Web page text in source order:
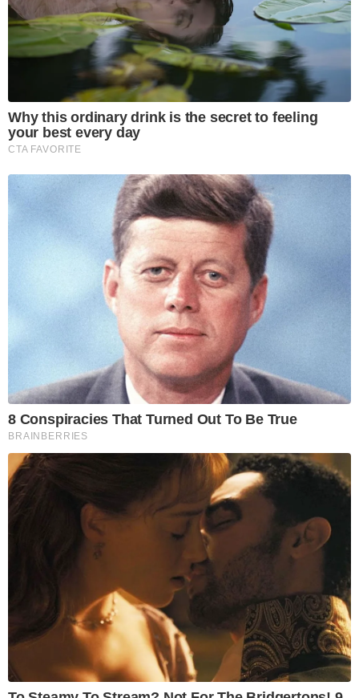
Why this ordinary drink is the secret to feeling
your best every day
CTA FAVORITE
8 Conspiracies That Turned Out To Be True
BRAINBERRIES